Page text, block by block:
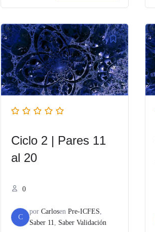
Ciclo 2 | Pares 11
al 20
0
C
por Carlosen Pre-ICFES,
Saber 11, Saber Validación